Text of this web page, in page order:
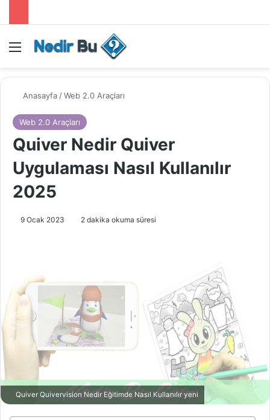
Menü
Anasayfa /Web 2.0 Araçları
Web 2.0 Araçları
Quiver Nedir Quiver
Uygulaması Nasıl Kullanılır
2025
9 Ocak 2023 2 dakika okuma süresi
Quiver Quivervision Nedir Eğitimde Nasıl Kullanılır yeni